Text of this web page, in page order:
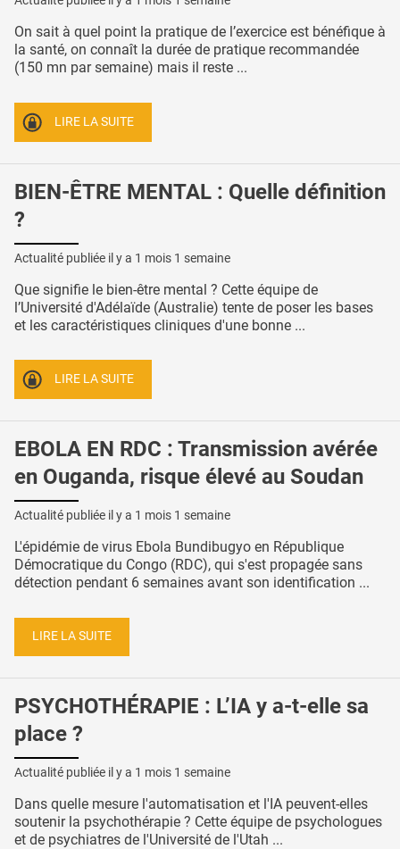
On sait à quel point la pratique de l’exercice est bénéfique à
la santé, on connaît la durée de pratique recommandée
(150 mn par semaine) mais il reste ...
LIRE LA SUITE
BIEN-ÊTRE MENTAL : Quelle définition
?
Actualité publiée il y a 1 mois 1 semaine
Que signifie le bien-être mental ? Cette équipe de
l’Université d'Adélaïde (Australie) tente de poser les bases
et les caractéristiques cliniques d'une bonne ...
LIRE LA SUITE
EBOLA EN RDC : Transmission avérée
en Ouganda, risque élevé au Soudan
Actualité publiée il y a 1 mois 1 semaine
L'épidémie de virus Ebola Bundibugyo en République
Démocratique du Congo (RDC), qui s'est propagée sans
détection pendant 6 semaines avant son identification ...
LIRE LA SUITE
PSYCHOTHÉRAPIE : L’IA y a-t-elle sa
place ?
Actualité publiée il y a 1 mois 1 semaine
Dans quelle mesure l'automatisation et l'IA peuvent-elles
soutenir la psychothérapie ? Cette équipe de psychologues
et de psychiatres de l'Université de l'Utah ...